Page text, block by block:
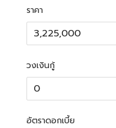
ราคา
วงเงินกู้
อัตราดอกเบี้ย